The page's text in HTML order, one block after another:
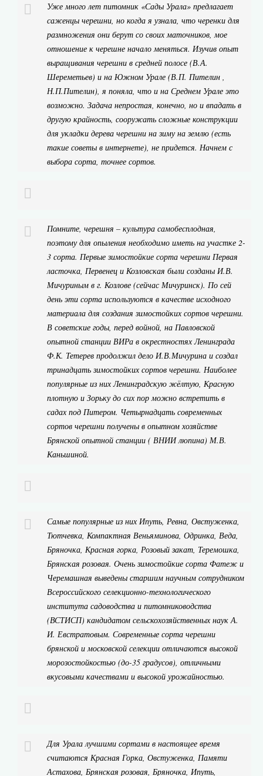
Уже много лет питомник «Сады Урала» предлагает
саженцы черешни, но когда я узнала, что черенки для
размножения они берут со своих маточников, мое
отношение к черешне начало меняться. Изучив опыт
выращивания черешни в средней полосе (В.А.
Шереметьев) и на Южном Урале (В.П. Пителин ,
Н.П.Пителин), я поняла, что и на Среднем Урале это
возможно. Задача непростая, конечно, но и впадать в
другую крайность, сооружать сложные конструкции
для укладки дерева черешни на зиму на землю (есть
такие советы в интернете), не придется. Начнем с
выбора сорта, точнее сортов.
Помните, черешня – культура самобесплодная,
поэтому для опыления необходимо иметь на участке 2-
3 сорта. Первые зимостойкие сорта черешни Первая
ласточка, Первенец и Козловская были созданы И.В.
Мичуриным в г. Козлове (сейчас Мичуринск). По сей
день эти сорта используются в качестве исходного
материала для создания зимостойких сортов черешни.
В советские годы, перед войной, на Павловской
опытной станции ВИРа в окрестностях Ленинграда
Ф.К. Тетерев продолжил дело И.В.Мичурина и создал
тринадцать зимостойких сортов черешни. Наиболее
популярные из них Ленинградскую жёлтую, Красную
плотную и Зорьку до сих пор можно встретить в
садах под Питером. Четырнадцать современных
сортов черешни получены в опытном хозяйстве
Брянской опытной станции ( ВНИИ люпина) М.В.
Каньшиной.
Самые популярные из них Ипуть, Ревна, Овстуженка,
Тютчевка, Компактная Веньяминова, Одринка, Веда,
Бряночка, Красная горка, Розовый закат, Теремошка,
Брянская розовая. Очень зимостойкие сорта Фатеж и
Черемашная выведены старшим научным сотрудником
Всероссийского селекционно-технологического
института садоводства и питомниководства
(ВСТИСП) кандидатом сельскохозяйственных наук А.
И. Евстратовым. Современные сорта черешни
брянской и московской селекции отличаются высокой
морозостойкостью (до-35 градусов), отличными
вкусовыми качествами и высокой урожайностью.
Для Урала лучшими сортами в настоящее время
считаются Красная Горка, Овстуженка, Памяти
Астахова, Брянская розовая, Бряночка, Ипуть,